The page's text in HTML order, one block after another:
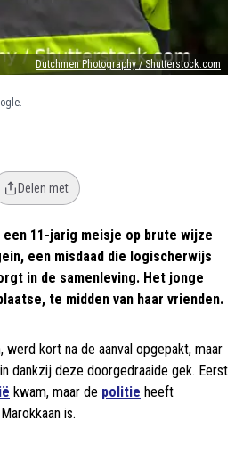
Dutchmen Photography / Shutterstock.com
Delen met
11-jarig meisje op brute wijze
een misdaad die logischerwijs
in de samenleving. Het jonge
te midden van haar vrienden.
werd kort na de aanval opgepakt, maar
dankzij deze doorgedraaide gek. Eerst
kwam, maar de politie heeft
is.